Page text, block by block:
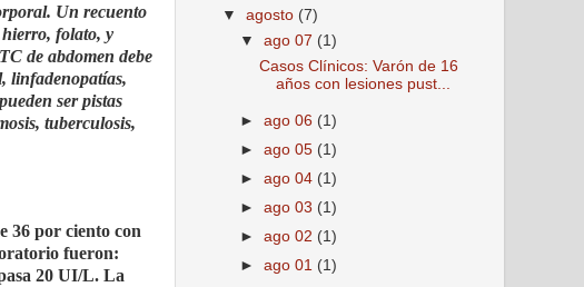
Un recuento
hierro, folato, y
de abdomen debe
linfadenopatías,
ser pistas
tuberculosis,
36 por ciento con
fueron:
20 UI/L. La
▼agosto (7)
▼ago 07 (1)
Casos Clínicos: Varón de 16
años con lesiones pust...
►ago 06 (1)
►ago 05 (1)
►ago 04 (1)
►ago 03 (1)
►ago 02 (1)
►ago 01 (1)